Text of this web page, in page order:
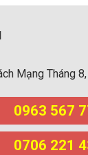
Mạng Tháng
0963 567
0706 221